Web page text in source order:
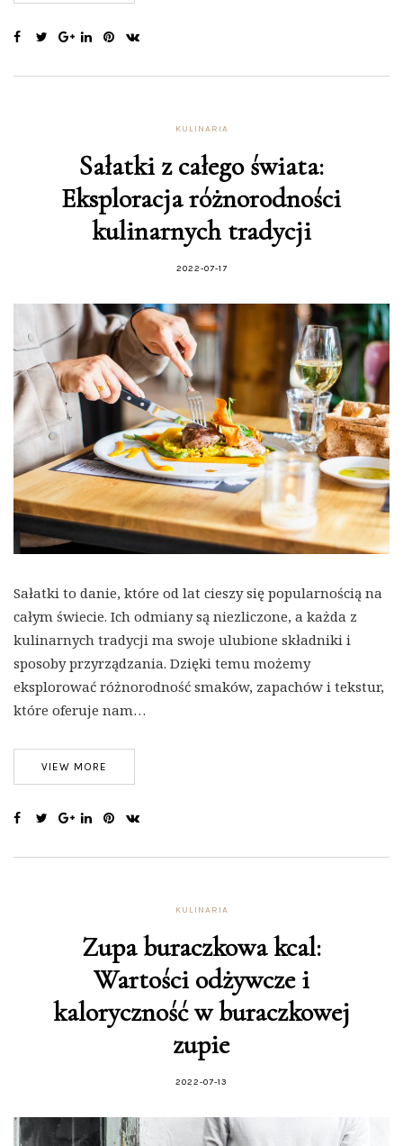
KULINARIA
Sałatki z całego świata:
Eksploracja różnorodności
kulinarnych tradycji
2022-07-17
Sałatki to danie, które od lat cieszy się popularnością na
całym świecie. Ich odmiany są niezliczone, a każda z
kulinarnych tradycji ma swoje ulubione składniki i
sposoby przyrządzania. Dzięki temu możemy
eksplorować różnorodność smaków, zapachów i tekstur,
które oferuje nam…
VIEW MORE
KULINARIA
Zupa buraczkowa kcal:
Wartości odżywcze i
kaloryczność w buraczkowej
zupie
2022-07-13